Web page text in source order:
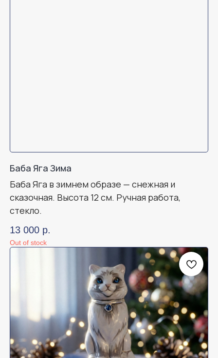
Баба Яга Зима
Баба Яга в зимнем образе — снежная и
сказочная. Высота 12 см. Ручная работа,
стекло.
13 000 р.
Out of stock